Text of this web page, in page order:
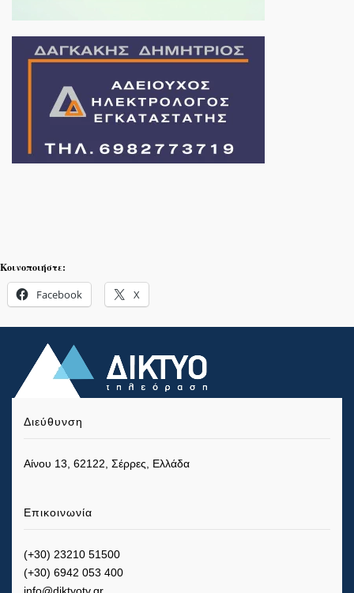
Κοινοποιήστε:
Facebook X
Διεύθυνση
Αίνου 13, 62122, Σέρρες, Ελλάδα
Επικοινωνία
(+30) 23210 51500
(+30) 6942 053 400